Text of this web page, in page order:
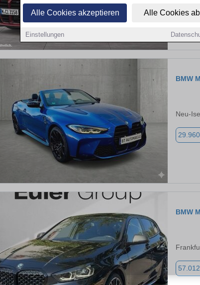
Alle Cookies akzeptieren Alle Cookies
Einstellungen
BMW
Neu-
BMW